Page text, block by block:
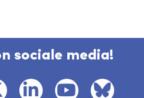
sociale media!